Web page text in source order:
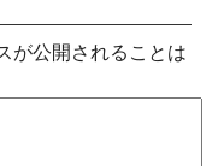
が公開されることは